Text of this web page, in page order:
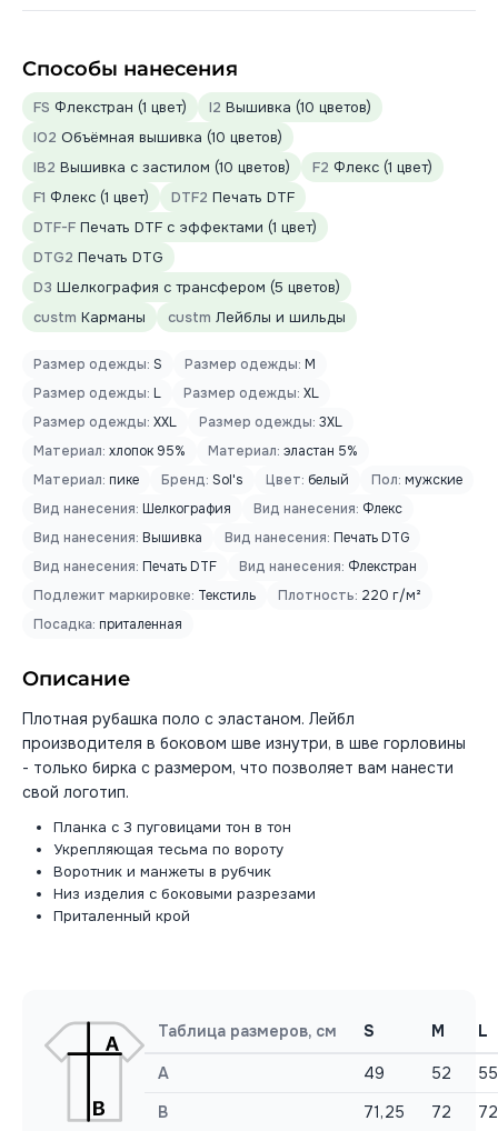
Способы нанесения
FS Флекстран (1 цвет) I2 Вышивка (10 цветов)
IO2 Объёмная вышивка (10 цветов)
IB2 Вышивка с застилом (10 цветов) F2 Флекс (1 цвет)
F1 Флекс (1 цвет) DTF2 Печать DTF
DTF-F Печать DTF с эффектами (1 цвет)
DTG2 Печать DTG
D3 Шелкография с трансфером (5 цветов)
custm Карманы custm Лейблы и шильды
Размер одежды: S Размер одежды: M
Размер одежды: L Размер одежды: XL
Размер одежды: XXL Размер одежды: 3XL
Материал: хлопок 95% Материал: эластан 5%
Материал: пике Бренд: Sol's Цвет: белый Пол: мужские
Вид нанесения: Шелкография Вид нанесения: Флекс
Вид нанесения: Вышивка Вид нанесения: Печать DTG
Вид нанесения: Печать DTF Вид нанесения: Флекстран
Подлежит маркировке: Текстиль Плотность: 220 г/м²
Посадка: приталенная
Описание
Плотная рубашка поло с эластаном. Лейбл
производителя в боковом шве изнутри, в шве горловины
- только бирка с размером, что позволяет вам нанести
свой логотип.
Планка с 3 пуговицами тон в тон
Укрепляющая тесьма по вороту
Воротник и манжеты в рубчик
Низ изделия с боковыми разрезами
Приталенный крой
Таблица размеров, см S M L
A 49 52
55
B
71,25 72